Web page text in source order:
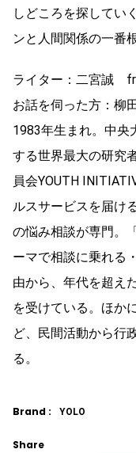
しどころを探してい
ンと人間関係の一番
ライター：二宮誠
お話を伺った方：柳
1983年生まれ。中央
する世界最大の研究
員会YOUTH
ルスサービスを届け
の悩み相談が専門。
ーマで相談に乗れる
由から、年代を超え
を受けている。ほか
ど、民間活動から行
る。
Brand : YOLO
Share